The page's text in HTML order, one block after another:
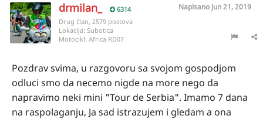
drmilan_ 6314 Napisano Jun 21, 2019
Drug član, 2579 postova
Lokacija: Subotica
Motocikl: Africa RD07
Pozdrav svima, u razgovoru sa svojom gospodjom
odluci smo da necemo nigde na more nego da
napravimo neki mini "Tour de Serbia". Imamo 7 dana
na raspolaganju, Ja sad istrazujem i gledam a ona